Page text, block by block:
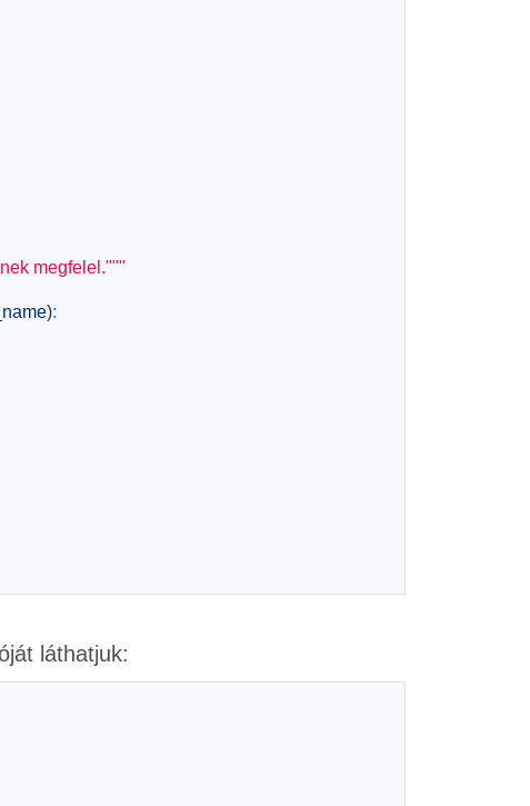
megfelel."""
):
láthatjuk: